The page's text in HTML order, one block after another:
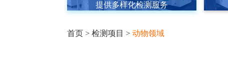
提供多样化检测服务
首页 >检测项目 >动物领域